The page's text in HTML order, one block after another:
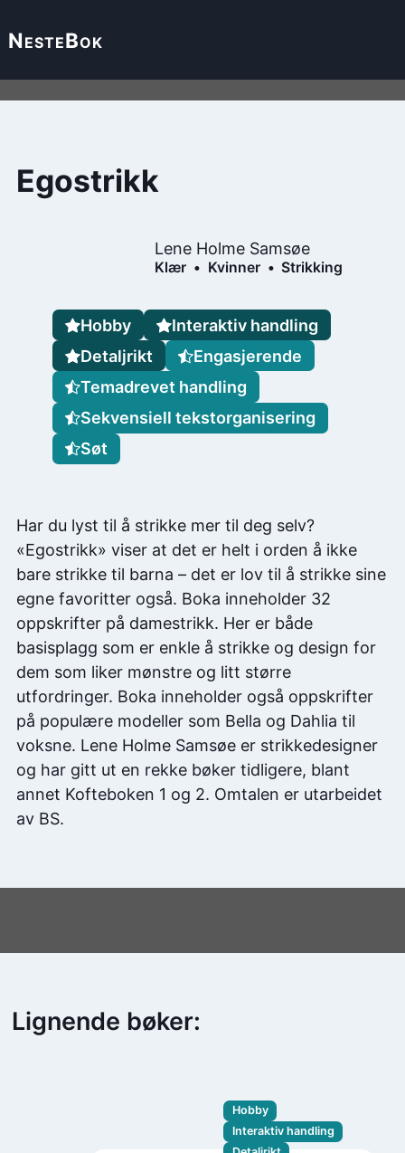
NesteBok
Egostrikk
Lene Holme Samsøe
Klær Kvinner Strikking
Har du lyst til å strikke mer til deg selv?
«Egostrikk» viser at det er helt i orden å ikke
bare strikke til barna – det er lov til å strikke sine
egne favoritter også. Boka inneholder 32
oppskrifter på damestrikk. Her er både
basisplagg som er enkle å strikke og design for
dem som liker mønstre og litt større
utfordringer. Boka inneholder også oppskrifter
på populære modeller som Bella og Dahlia til
voksne. Lene Holme Samsøe er strikkedesigner
og har gitt ut en rekke bøker tidligere, blant
annet Kofteboken 1 og 2. Omtalen er utarbeidet
av BS.
Hobby
Interaktiv handling
Detaljrikt
Engasjerende
Temadrevet handling
Sekvensiell tekstorganisering
Søt
Lignende bøker:
Hobby
Interaktiv handling